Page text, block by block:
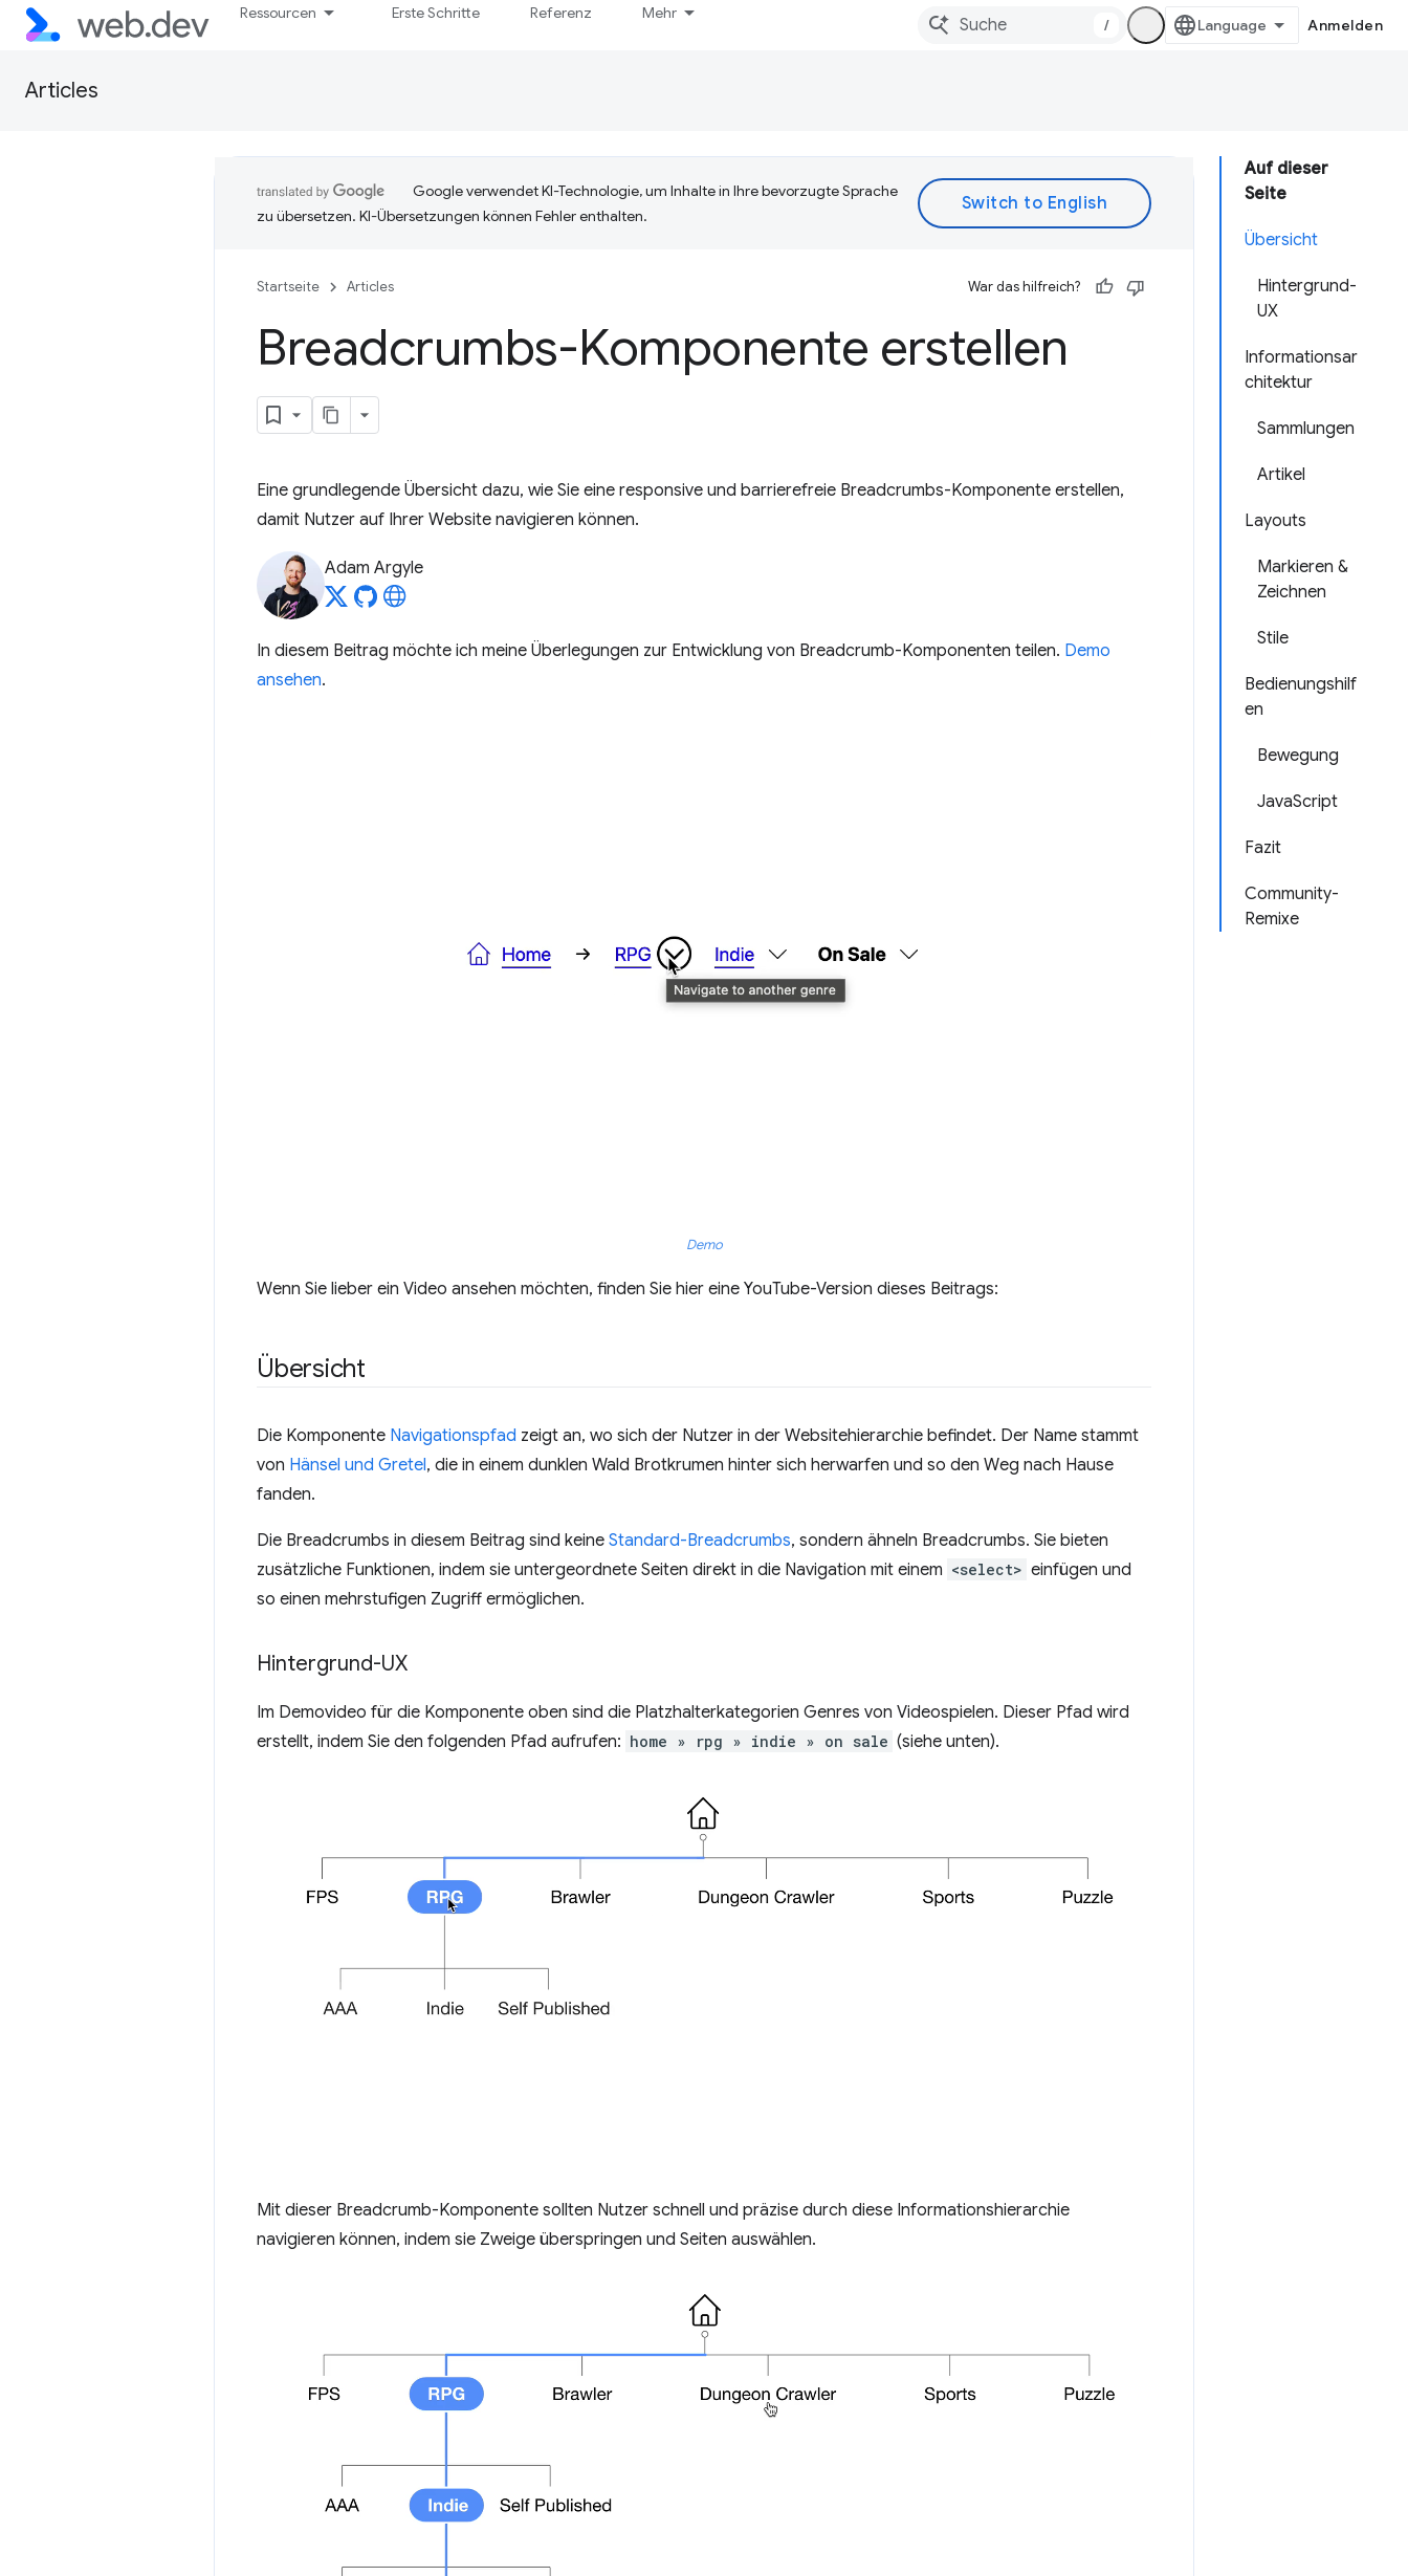
Ressourcen Erste Schritte Referenz Mehr
/ Anmelden
Articles
Auf dieser
Seite
Übersicht
Hintergrund-
UX
Informationsar
chitektur
Sammlungen
Artikel
Layouts
Markieren &
Zeichnen
Stile
Bedienungshilf
en
Bewegung
JavaScript
Fazit
Community-
Remixe
Google verwendet KI-Technologie, um Inhalte in Ihre bevorzugte Sprache
zu übersetzen. KI-Übersetzungen können Fehler enthalten.
Startseite Articles War das hilfreich?
Breadcrumbs-Komponente erstellen
Eine grundlegende Übersicht dazu, wie Sie eine responsive und barrierefreie Breadcrumbs-Komponente erstellen,
damit Nutzer auf Ihrer Website navigieren können.
Adam Argyle
In diesem Beitrag möchte ich meine Überlegungen zur Entwicklung von Breadcrumb-Komponenten teilen. Demo
ansehen.
Demo
Wenn Sie lieber ein Video ansehen möchten, finden Sie hier eine YouTube-Version dieses Beitrags:
Übersicht
Die Komponente Navigationspfad zeigt an, wo sich der Nutzer in der Websitehierarchie befindet. Der Name stammt
von Hänsel und Gretel, die in einem dunklen Wald Brotkrumen hinter sich herwarfen und so den Weg nach Hause
fanden.
Die Breadcrumbs in diesem Beitrag sind keine Standard-Breadcrumbs, sondern ähneln Breadcrumbs. Sie bieten
zusätzliche Funktionen, indem sie untergeordnete Seiten direkt in die Navigation mit einem <select> einfügen und
so einen mehrstufigen Zugriff ermöglichen.
Hintergrund-UX
Im Demovideo für die Komponente oben sind die Platzhalterkategorien Genres von Videospielen. Dieser Pfad wird
erstellt, indem Sie den folgenden Pfad aufrufen: home » rpg » indie » on sale (siehe unten).
Mit dieser Breadcrumb-Komponente sollten Nutzer schnell und präzise durch diese Informationshierarchie
navigieren können, indem sie Zweige überspringen und Seiten auswählen.